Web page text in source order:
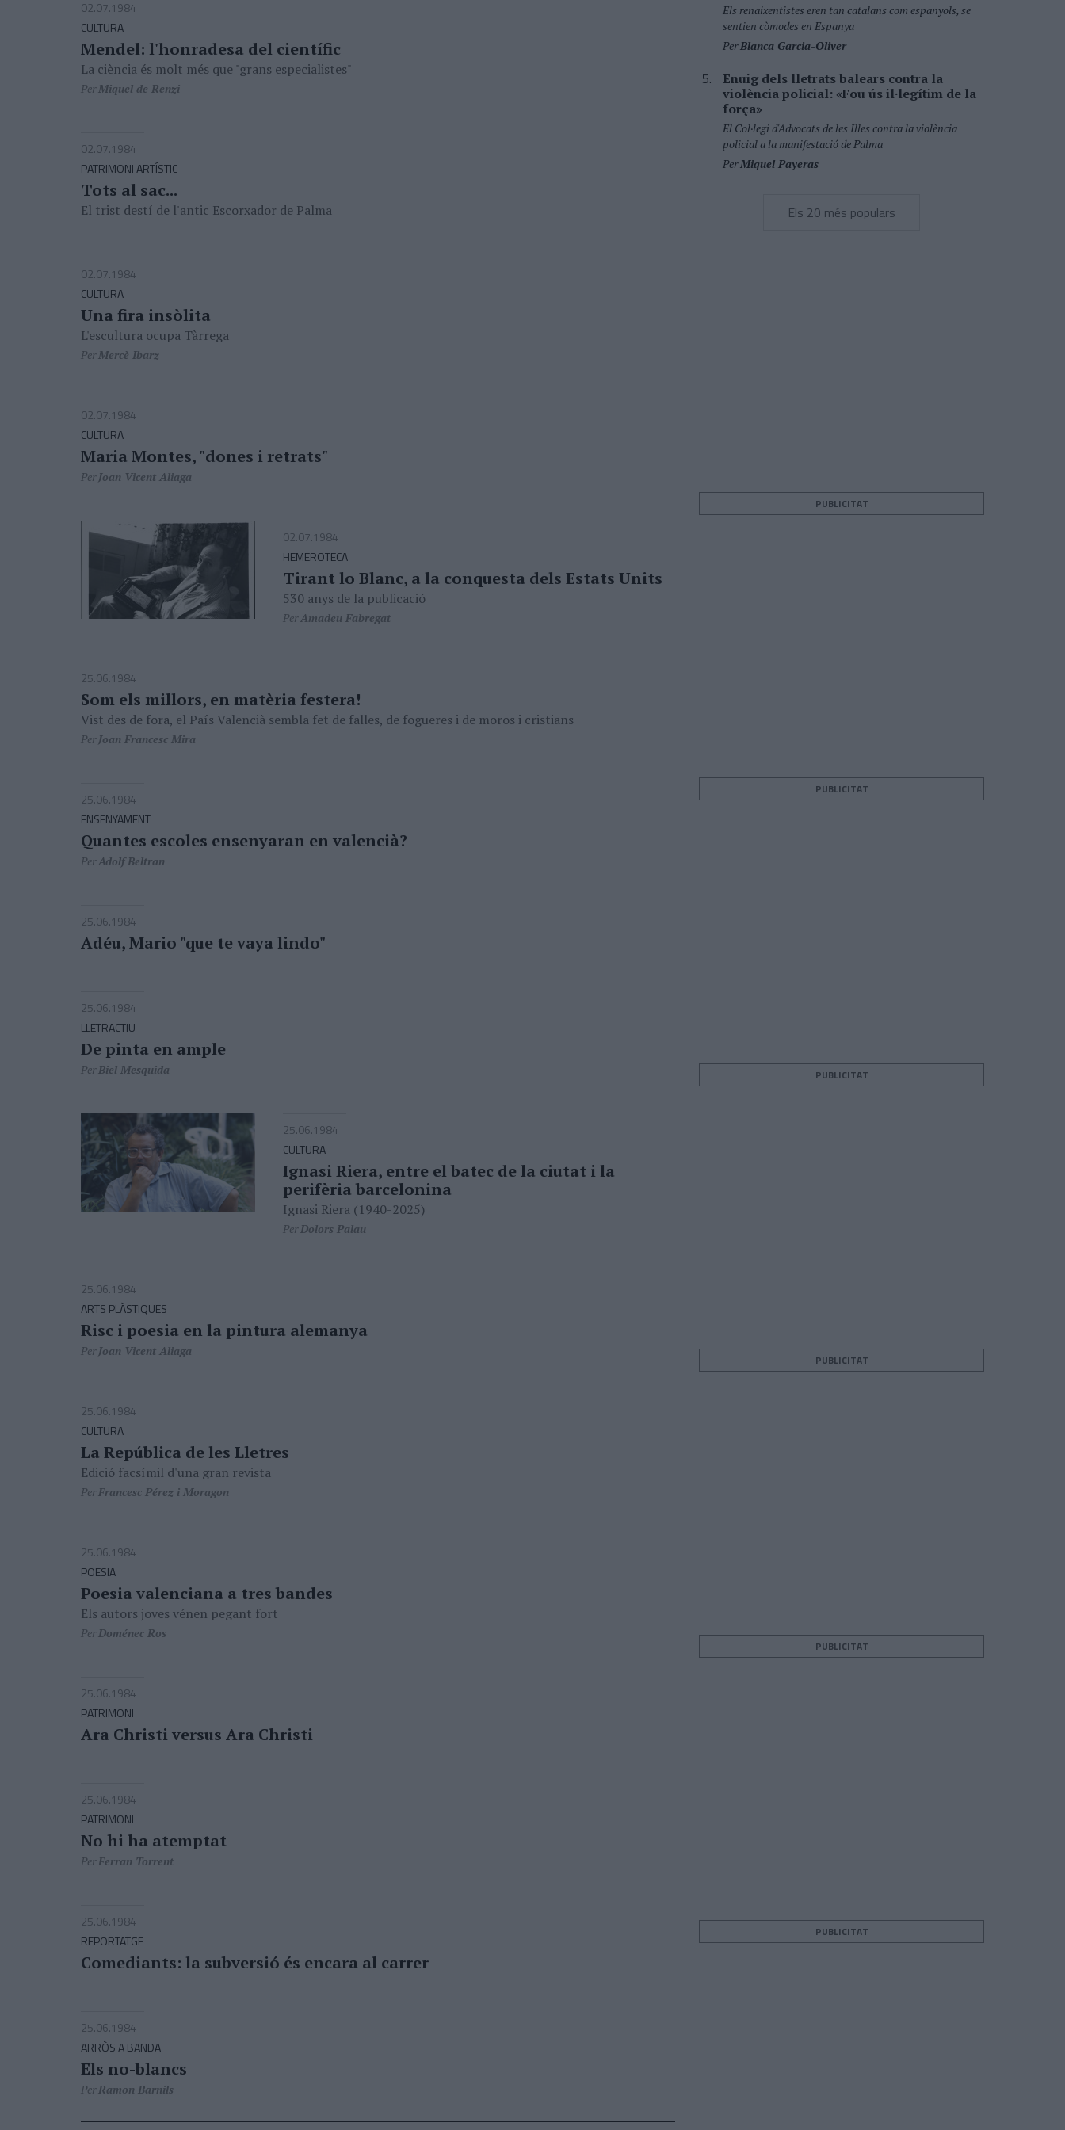
02.07.1984
CULTURA
Mendel: l'honradesa del científic
La ciència és molt més que "grans especialistes"
PerMiquel de Renzi
02.07.1984
PATRIMONI ARTÍSTIC
Tots al sac...
El trist destí de l'antic Escorxador de Palma
02.07.1984
CULTURA
Una fira insòlita
L'escultura ocupa Tàrrega
PerMercè Ibarz
02.07.1984
CULTURA
Maria Montes, "dones i retrats"
PerJoan Vicent Aliaga
02.07.1984
HEMEROTECA
Tirant lo Blanc, a la conquesta dels Estats Units
530 anys de la publicació
PerAmadeu Fabregat
25.06.1984
Som els millors, en matèria festera!
Vist des de fora, el País Valencià sembla fet de falles, de fogueres i de moros i cristians
PerJoan Francesc Mira
25.06.1984
ENSENYAMENT
Quantes escoles ensenyaran en valencià?
PerAdolf Beltran
25.06.1984
Adéu, Mario "que te vaya lindo"
25.06.1984
LLETRACTIU
De pinta en ample
PerBiel Mesquida
25.06.1984
CULTURA
Ignasi Riera, entre el batec de la ciutat i la
perifèria barcelonina
Ignasi Riera (1940-2025)
PerDolors Palau
25.06.1984
ARTS PLÀSTIQUES
Risc i poesia en la pintura alemanya
PerJoan Vicent Aliaga
25.06.1984
CULTURA
La República de les Lletres
Edició facsímil d'una gran revista
PerFrancesc Pérez i Moragon
25.06.1984
POESIA
Poesia valenciana a tres bandes
Els autors joves vénen pegant fort
PerDoménec Ros
25.06.1984
PATRIMONI
Ara Christi versus Ara Christi
25.06.1984
PATRIMONI
No hi ha atemptat
PerFerran Torrent
25.06.1984
REPORTATGE
Comediants: la subversió és encara al carrer
25.06.1984
ARRÒS A BANDA
Els no-blancs
PerRamon Barnils
Els renaixentistes eren tan catalans com espanyols, se
sentien còmodes en Espanya
PerBlanca Garcia-Oliver
Enuig dels lletrats balears contra la
violència policial: «Fou ús il·legítim de la
força»
El Col·legi d'Advocats de les Illes contra la violència
policial a la manifestació de Palma
PerMiquel Payeras
Els 20 més populars
PUBLICITAT
PUBLICITAT
PUBLICITAT
PUBLICITAT
PUBLICITAT
PUBLICITAT